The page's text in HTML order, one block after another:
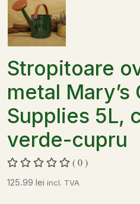
Stropitoare
metal Mary’s
Supplies 5L,
verde-cupru
( 0 )
125.99 lei incl. TVA